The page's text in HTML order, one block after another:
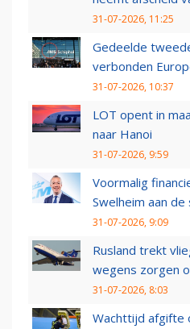
31-07-2026, 11:25
Gedeelde
verbonden
31-07-2026, 10:37
LOT opent in
naar Hanoi
31-07-2026, 9:59
Voormalig
Swelheim aan de
31-07-2026, 9:09
Rusland trekt
wegens zorgen
31-07-2026, 8:03
Wachttijd afgifte